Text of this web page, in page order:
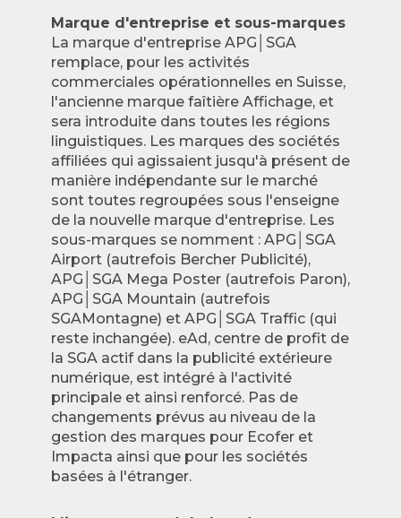
Marque d'entreprise et sous-marques
La marque d'entreprise APG│SGA
remplace, pour les activités
commerciales opérationnelles en Suisse,
l'ancienne marque faîtière Affichage, et
sera introduite dans toutes les régions
linguistiques. Les marques des sociétés
affiliées qui agissaient jusqu'à présent de
manière indépendante sur le marché
sont toutes regroupées sous l'enseigne
de la nouvelle marque d'entreprise. Les
sous-marques se nomment : APG│SGA
Airport (autrefois Bercher Publicité),
APG│SGA Mega Poster (autrefois Paron),
APG│SGA Mountain (autrefois
SGAMontagne) et APG│SGA Traffic (qui
reste inchangée). eAd, centre de profit de
la SGA actif dans la publicité extérieure
numérique, est intégré à l'activité
principale et ainsi renforcé. Pas de
changements prévus au niveau de la
gestion des marques pour Ecofer et
Impacta ainsi que pour les sociétés
basées à l'étranger.